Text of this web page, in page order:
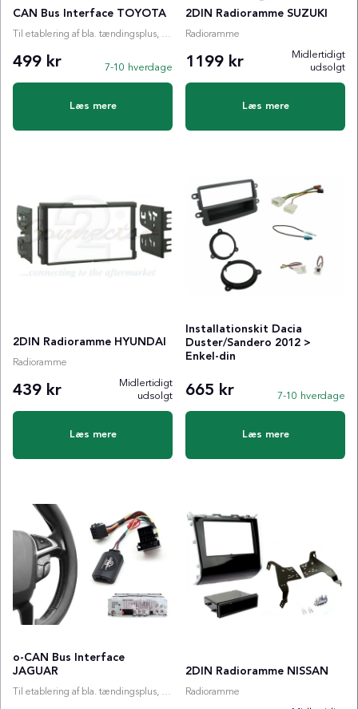
CAN Bus Interface TOYOTA
Til etablering af bla. tændingsplus, ratstyring etc.
499 kr 7-10 hverdage
Læs mere
2DIN Radioramme SUZUKI
Radioramme
1199 kr
Midlertidigt
udsolgt
Læs mere
2DIN Radioramme HYUNDAI
Radioramme
439 kr
Midlertidigt
udsolgt
Læs mere
Installationskit Dacia
Duster/Sandero 2012 >
Enkel-din
665 kr 7-10 hverdage
Læs mere
o-CAN Bus Interface
JAGUAR
Til etablering af bla. tændingsplus, ratstyring etc.
2DIN Radioramme NISSAN
Radioramme